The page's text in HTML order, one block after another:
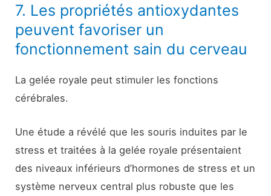
7. Les propriétés antioxydantes
peuvent favoriser un
fonctionnement sain du cerveau
La gelée royale peut stimuler les fonctions
cérébrales.
Une étude a révélé que les souris induites par le
stress et traitées à la gelée royale présentaient
des niveaux inférieurs d’hormones de stress et un
système nerveux central plus robuste que les